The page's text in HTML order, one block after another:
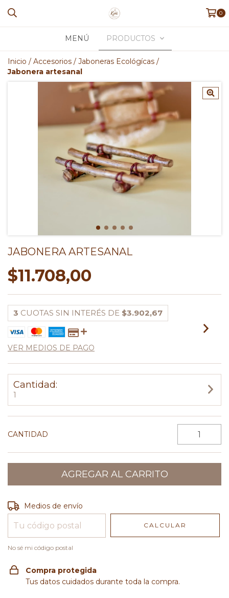
0
MENÚ PRODUCTOS
Inicio / Accesorios / Jaboneras Ecológícas /
Jabonera artesanal
JABONERA ARTESANAL
$11.708,00
3 CUOTAS SIN INTERÉS DE $3.902,67
VER MEDIOS DE PAGO
Cantidad:
1
CANTIDAD
Entregas para el CP:
Medios de envío
CALCULAR
No sé mi código postal
Compra protegida
Tus datos cuidados durante toda la compra.